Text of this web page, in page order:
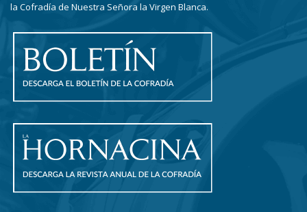
la Cofradía de Nuestra Señora la Virgen Blanca.